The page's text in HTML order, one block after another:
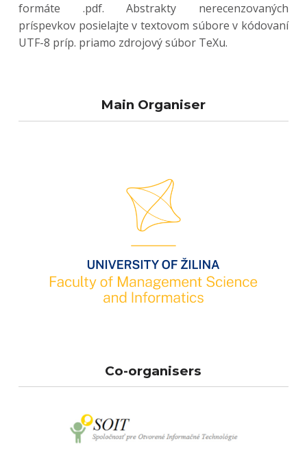
formáte .pdf. Abstrakty nerecenzovaných
príspevkov posielajte v textovom súbore v kódovaní
UTF-8 príp. priamo zdrojový súbor TeXu.
Skip back to main navigation
Main Organiser
Co-organisers